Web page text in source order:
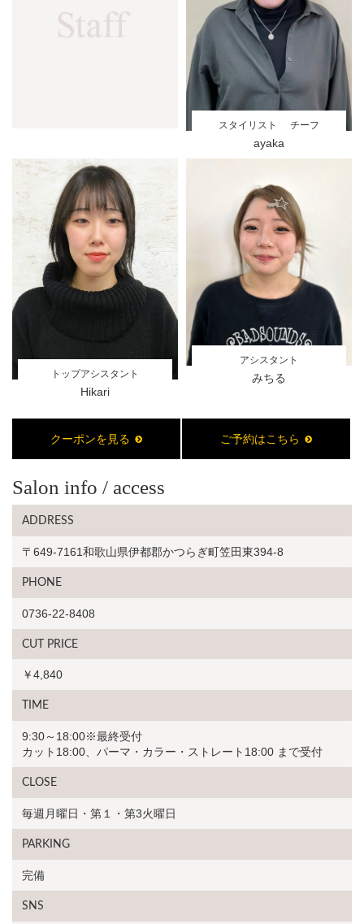
スタイリスト チーフ
ayaka
トップアシスタント
Hikari
アシスタント
みちる
クーポンを見る ご予約はこちら
Salon info / access
ADDRESS
〒649-7161和歌山県伊都郡かつらぎ町笠田東394-8
PHONE
0736-22-8408
CUT PRICE
￥4,840
TIME
9:30～18:00※最終受付
カット18:00、パーマ・カラー・ストレート18:00 まで受付
CLOSE
毎週月曜日・第１・第3火曜日
PARKING
完備
SNS